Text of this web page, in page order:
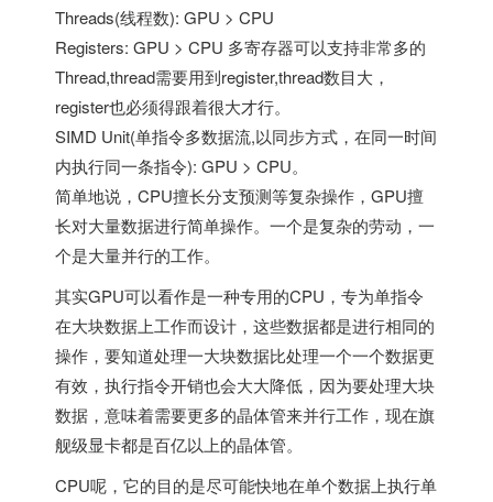
Threads(线程数): GPU > CPU
Registers: GPU > CPU 多寄存器可以支持非常多的
Thread,thread需要用到register,thread数目大，
register也必须得跟着很大才行。
SIMD Unit(单指令多数据流,以同步方式，在同一时间
内执行同一条指令): GPU > CPU。
简单地说，CPU擅长分支预测等复杂操作，GPU擅
长对大量数据进行简单操作。一个是复杂的劳动，一
个是大量并行的工作。
其实GPU可以看作是一种专用的CPU，专为单指令
在大块数据上工作而设计，这些数据都是进行相同的
操作，要知道处理一大块数据比处理一个一个数据更
有效，执行指令开销也会大大降低，因为要处理大块
数据，意味着需要更多的晶体管来并行工作，现在旗
舰级显卡都是百亿以上的晶体管。
CPU呢，它的目的是尽可能快地在单个数据上执行单